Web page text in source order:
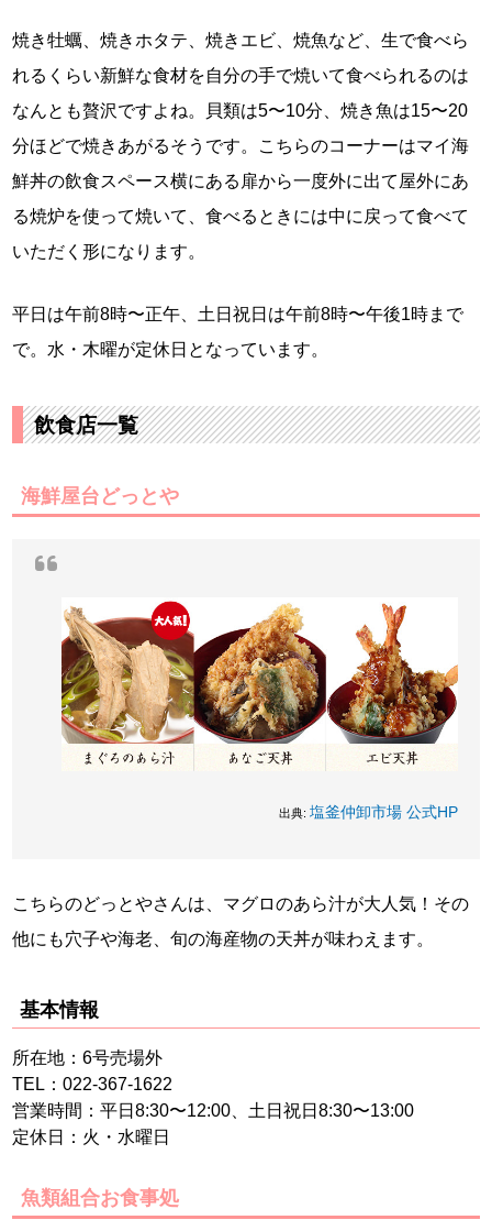
焼き牡蠣、焼きホタテ、焼きエビ、焼魚など、生で食べら
れるくらい新鮮な食材を自分の手で焼いて食べられるのは
なんとも贅沢ですよね。貝類は5〜10分、焼き魚は15〜20
分ほどで焼きあがるそうです。こちらのコーナーはマイ海
鮮丼の飲食スペース横にある扉から一度外に出て屋外にあ
る焼炉を使って焼いて、食べるときには中に戻って食べて
いただく形になります。
平日は午前8時〜正午、土日祝日は午前8時〜午後1時まで
で。水・木曜が定休日となっています。
飲食店一覧
海鮮屋台どっとや
出典: 塩釜仲卸市場 公式HP
こちらのどっとやさんは、マグロのあら汁が大人気！その
他にも穴子や海老、旬の海産物の天丼が味わえます。
基本情報
所在地：6号売場外
TEL：022-367-1622
営業時間：平日8:30〜12:00、土日祝日8:30〜13:00
定休日：火・水曜日
魚類組合お食事処